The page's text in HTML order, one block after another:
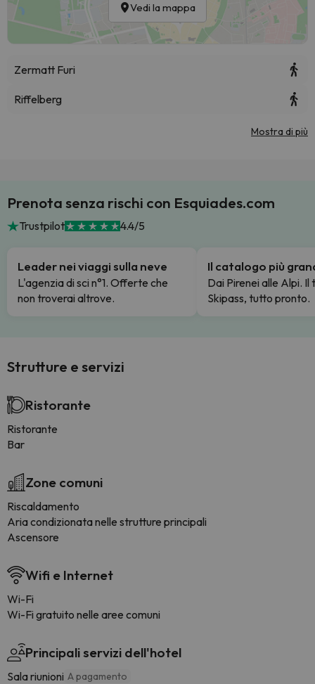
Vedi la mappa
Zermatt Furi
Riffelberg
Mostra di più
Prenota senza rischi con Esquiades.com
Trustpilot 4.4/5
Leader nei viaggi sulla neve
L'agenzia di sci n°1. Offerte che
non troverai altrove.
Il catalogo più
Dai Pirenei alle Alpi. Il
Skipass, tutto pronto.
Strutture e servizi
Ristorante
Ristorante
Bar
Zone comuni
Riscaldamento
Aria condizionata nelle strutture principali
Ascensore
Wifi e Internet
Wi-Fi
Wi-Fi gratuito nelle aree comuni
Principali servizi dell'hotel
Sala riunioni A pagamento